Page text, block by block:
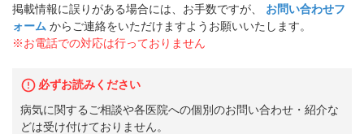
掲載情報に誤りがある場合には、お手数ですが、
お問い合わせフ
ォーム からご連絡をいただけますようお願いいたします。
※お電話での対応は行っておりません
必ずお読みください
病気に関するご相談や各医院への個別のお問い合わせ・紹介な
どは受け付けておりません。